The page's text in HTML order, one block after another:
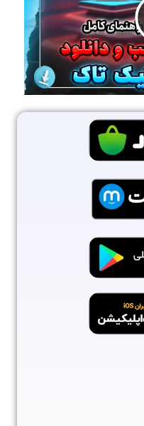
پخش
ویدیو